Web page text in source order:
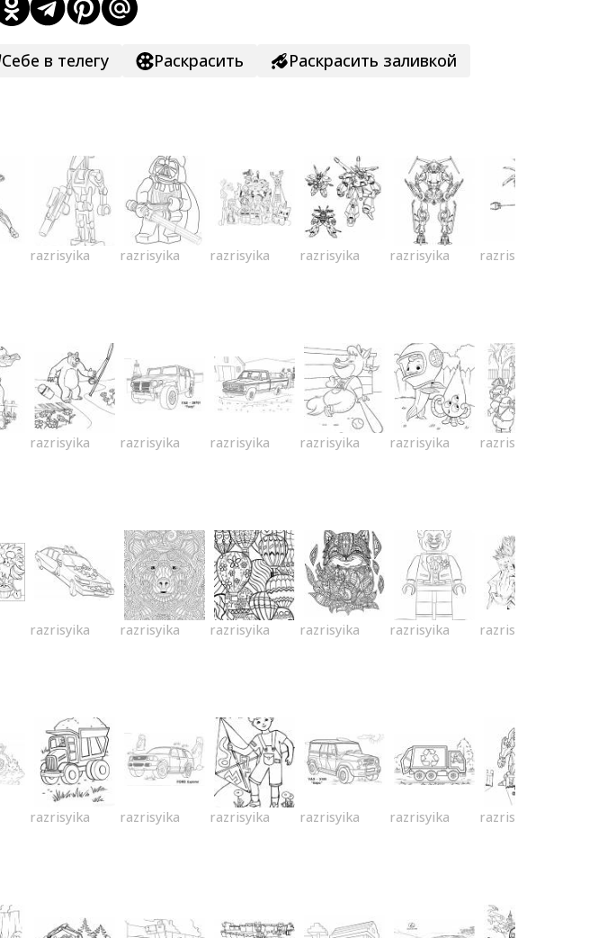
Себе в телегу Раскрасить Раскрасить заливкой
razrisyika razrisyika razrisyika razrisyika razrisyika razrisyika
razrisyika razrisyika razrisyika razrisyika razrisyika razrisyika
razrisyika razrisyika razrisyika razrisyika razrisyika razrisyika
razrisyika razrisyika razrisyika razrisyika razrisyika razrisyika